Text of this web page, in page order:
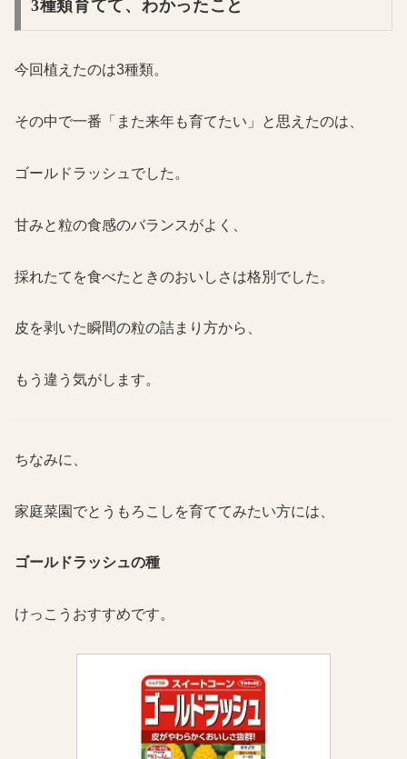
3種類育てて、わかったこと
今回植えたのは3種類。
その中で一番「また来年も育てたい」と思えたのは、
ゴールドラッシュでした。
甘みと粒の食感のバランスがよく、
採れたてを食べたときのおいしさは格別でした。
皮を剥いた瞬間の粒の詰まり方から、
もう違う気がします。
ちなみに、
家庭菜園でとうもろこしを育ててみたい方には、
ゴールドラッシュの種
けっこうおすすめです。